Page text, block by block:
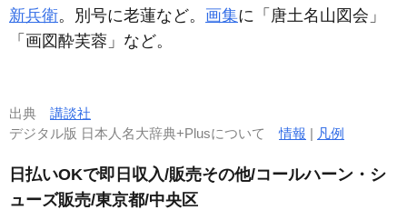
新兵衛。別号に老蓮など。 画集に「唐土名山図会」
「画図酔芙蓉」など。
出典 講談社
デジタル版 日本人名大辞典+Plusについて情報 | 凡例
日払いOKで即日収入/販売その他/コールハーン・シ
ューズ販売/東京都/中央区